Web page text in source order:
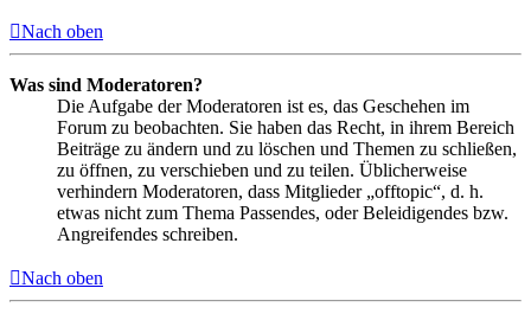
Nach oben
Was sind Moderatoren?
Die Aufgabe der Moderatoren ist es, das Geschehen im
Forum zu beobachten. Sie haben das Recht, in ihrem Bereich
Beiträge zu ändern und zu löschen und Themen zu schließen,
zu öffnen, zu verschieben und zu teilen. Üblicherweise
verhindern Moderatoren, dass Mitglieder „offtopic“, d. h.
etwas nicht zum Thema Passendes, oder Beleidigendes bzw.
Angreifendes schreiben.
Nach oben